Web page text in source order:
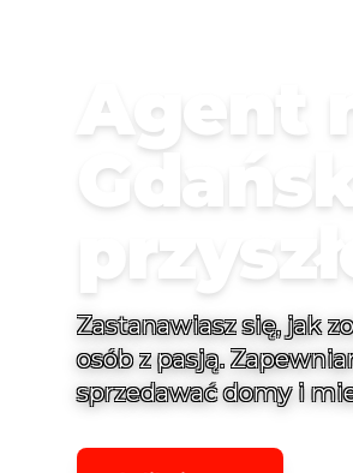
Agent
Zastanawiasz się, jak
osób z pasją.
sprzedawać domy i